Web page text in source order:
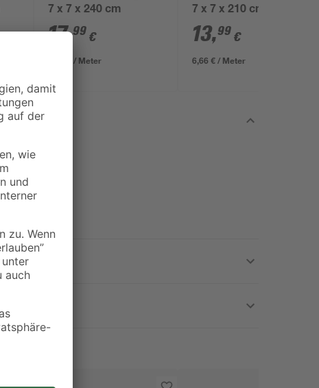
7 x 7 x 240 cm
17,99 €
7,50 € / Meter
7 x 7 x 210 cm
13,99 €
6,66 € / Meter